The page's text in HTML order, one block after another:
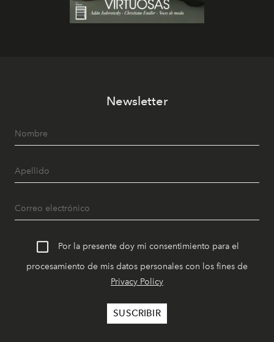
Newsletter
Por la presente doy mi consentimiento para el
procesamiento de mis datos personales con los fines de
Privacy Policy